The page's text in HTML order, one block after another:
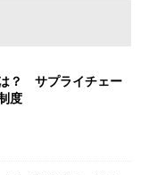
？ サプライチェー
度